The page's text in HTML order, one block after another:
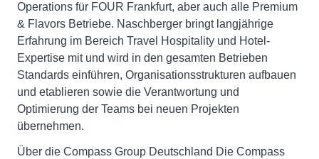
Operations für FOUR Frankfurt, aber auch alle Premium
& Flavors Betriebe. Naschberger bringt langjährige
Erfahrung im Bereich Travel Hospitality und Hotel-
Expertise mit und wird in den gesamten Betrieben
Standards einführen, Organisationsstrukturen aufbauen
und etablieren sowie die Verantwortung und
Optimierung der Teams bei neuen Projekten
übernehmen.
Über die Compass Group Deutschland Die Compass